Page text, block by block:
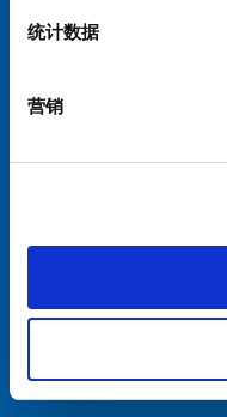
统计数据
营销
粤ICP备 2021170698号